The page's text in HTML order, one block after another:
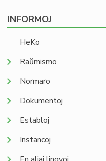
INFORMOJ
HeKo
Raŭmismo
Normaro
Dokumentoj
Establoj
Instancoj